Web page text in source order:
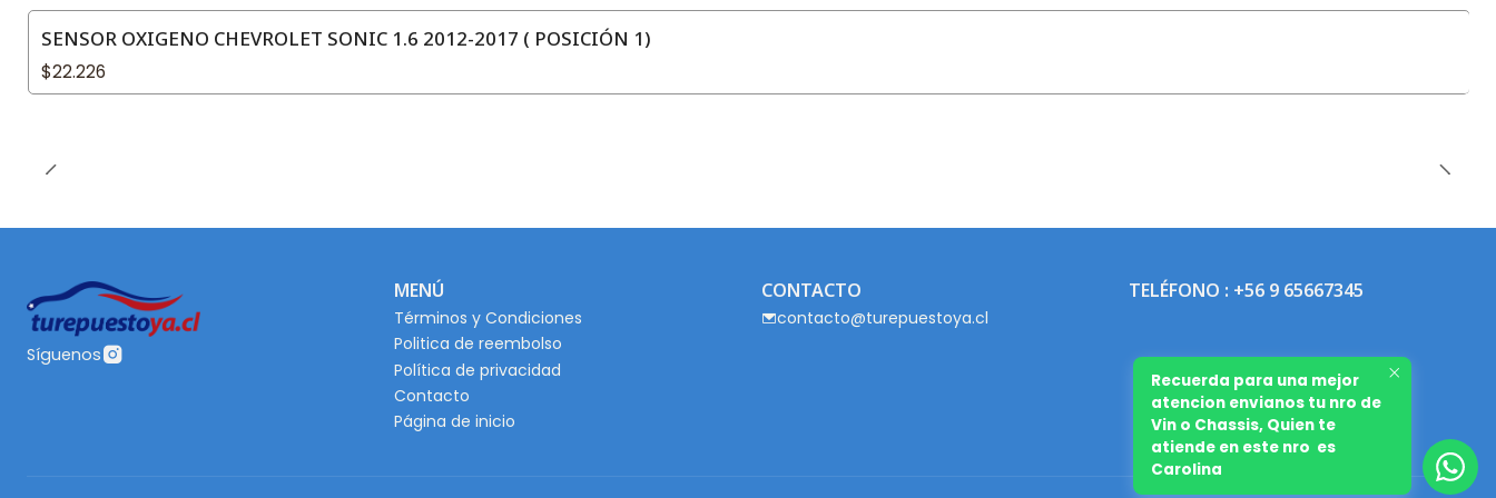
SENSOR OXIGENO CHEVROLET SONIC 1.6 2012-2017 ( POSICIÓN 1)
$22.226
Síguenos
MENÚ
Términos y Condiciones
Politica de reembolso
Política de privacidad
Contacto
Página de inicio
CONTACTO
contacto@turepuestoya.cl
TELÉFONO : +56 9 65667345
Recuerda para una mejor
atencion envianos tu nro de
Vin o Chassis, Quien te
atiende en este nro es
Carolina